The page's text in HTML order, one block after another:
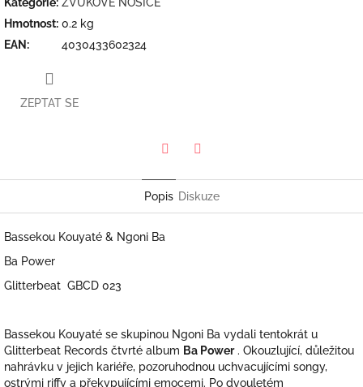
Hmotnost: 0.2 kg
EAN : 4030433602324
ZEPTAT SE
Popis Diskuze
Bassekou Kouyaté & Ngoni Ba
Ba Power
Glitterbeat ‎ GBCD 023
Bassekou Kouyaté se skupinou Ngoni Ba vydali tentokrát u
Glitterbeat Records čtvrté album Ba Power. Okouzlující, důležitou
nahrávku v jejich kariéře, pozoruhodnou uchvacujícími songy,
ostrými riffy a překypujícími emocemi. Po dvouletém